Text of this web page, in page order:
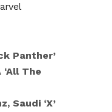
Panther’
The
Saudi ‘X’